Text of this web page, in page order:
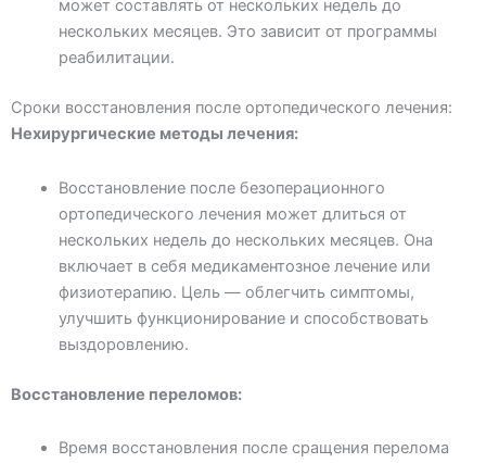
может составлять от нескольких недель до
нескольких месяцев. Это зависит от программы
реабилитации.
Сроки восстановления после ортопедического лечения:
Нехирургические методы лечения:
Восстановление после безоперационного
ортопедического лечения может длиться от
нескольких недель до нескольких месяцев. Она
включает в себя медикаментозное лечение или
физиотерапию. Цель — облегчить симптомы,
улучшить функционирование и способствовать
выздоровлению.
Восстановление переломов:
Время восстановления после сращения перелома